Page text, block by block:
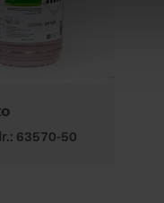
63570-50